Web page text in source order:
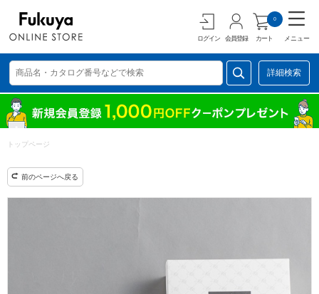
ログイン 会員登録 カート
0
メニュー
詳細検索
トップページ
前のページへ戻る